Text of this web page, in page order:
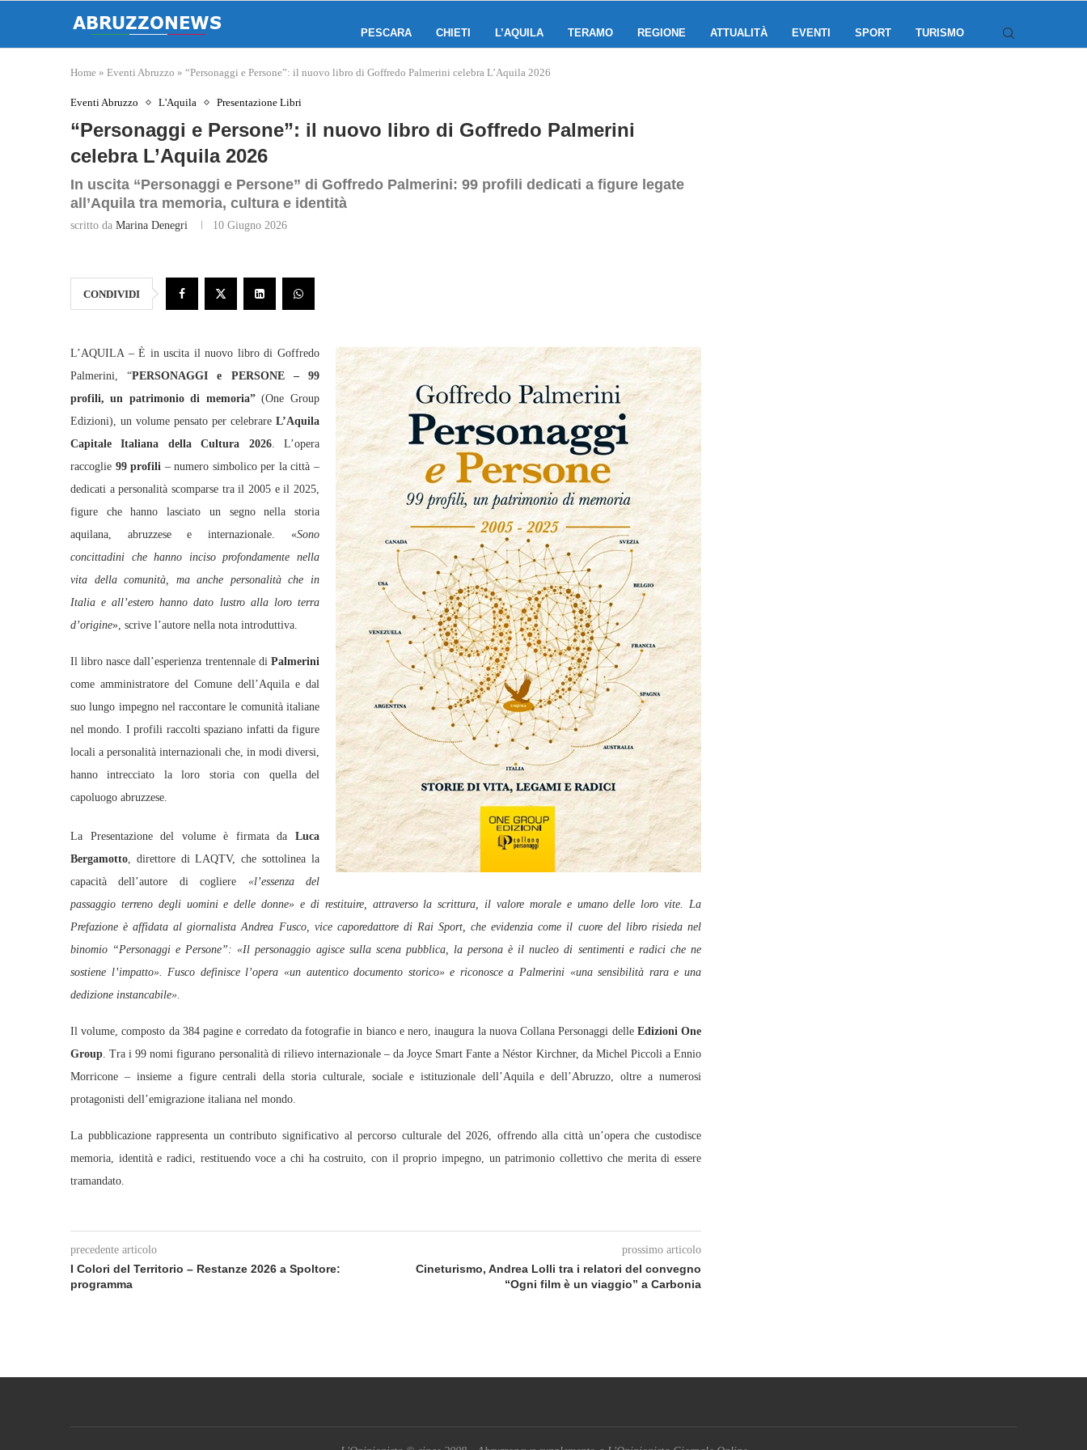
PESCARA CHIETI L’AQUILA TERAMO REGIONE ATTUALITÀ EVENTI SPORT TURISMO
Home » Eventi Abruzzo » “Personaggi e Persone”: il nuovo libro di Goffredo Palmerini celebra L’Aquila 2026
Eventi Abruzzo L'Aquila Presentazione Libri
“Personaggi e Persone”: il nuovo libro di Goffredo Palmerini
celebra L’Aquila 2026
In uscita “Personaggi e Persone” di Goffredo Palmerini: 99 profili dedicati a figure legate
all’Aquila tra memoria, cultura e identità
scritto da Marina Denegri 10 Giugno 2026
CONDIVIDI
L’AQUILA – È in uscita il nuovo libro di Goffredo
Palmerini, “PERSONAGGI e PERSONE – 99
profili, un patrimonio di memoria” (One Group
Edizioni), un volume pensato per celebrare L’Aquila
Capitale Italiana della Cultura 2026. L’opera
raccoglie 99 profili – numero simbolico per la città –
dedicati a personalità scomparse tra il 2005 e il 2025,
figure che hanno lasciato un segno nella storia
aquilana, abruzzese e internazionale. «Sono
concittadini che hanno inciso profondamente nella
vita della comunità, ma anche personalità che in
Italia e all’estero hanno dato lustro alla loro terra
d’origine», scrive l’autore nella nota introduttiva.
Il libro nasce dall’esperienza trentennale di Palmerini
come amministratore del Comune dell’Aquila e dal
suo lungo impegno nel raccontare le comunità italiane
nel mondo. I profili raccolti spaziano infatti da figure
locali a personalità internazionali che, in modi diversi,
hanno intrecciato la loro storia con quella del
capoluogo abruzzese.
La Presentazione del volume è firmata da Luca
Bergamotto, direttore di LAQTV, che sottolinea la
capacità dell’autore di cogliere «l’essenza del
passaggio terreno degli uomini e delle donne» e di restituire, attraverso la scrittura, il valore morale e umano delle loro vite. La
Prefazione è affidata al giornalista Andrea Fusco, vice caporedattore di Rai Sport, che evidenzia come il cuore del libro risieda nel
binomio “Personaggi e Persone”: «Il personaggio agisce sulla scena pubblica, la persona è il nucleo di sentimenti e radici che ne
sostiene l’impatto». Fusco definisce l’opera «un autentico documento storico» e riconosce a Palmerini «una sensibilità rara e una
dedizione instancabile».
Il volume, composto da 384 pagine e corredato da fotografie in bianco e nero, inaugura la nuova Collana Personaggi delle Edizioni One
Group. Tra i 99 nomi figurano personalità di rilievo internazionale – da Joyce Smart Fante a Néstor Kirchner, da Michel Piccoli a Ennio
Morricone – insieme a figure centrali della storia culturale, sociale e istituzionale dell’Aquila e dell’Abruzzo, oltre a numerosi
protagonisti dell’emigrazione italiana nel mondo.
La pubblicazione rappresenta un contributo significativo al percorso culturale del 2026, offrendo alla città un’opera che custodisce
memoria, identità e radici, restituendo voce a chi ha costruito, con il proprio impegno, un patrimonio collettivo che merita di essere
tramandato.
precedente articolo
I Colori del Territorio – Restanze 2026 a Spoltore:
programma
prossimo articolo
Cineturismo, Andrea Lolli tra i relatori del convegno
“Ogni film è un viaggio” a Carbonia